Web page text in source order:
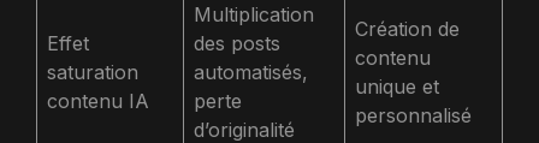
Effet
saturation
contenu IA
Multiplication
des posts
automatisés,
perte
d’originalité
Création de
contenu
unique et
personnalisé